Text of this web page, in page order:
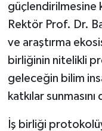
güçlendirilmesine
Rektör Prof. Dr.
ve araştırma
birliğinin nitelikli
geleceğin bilim
katkılar
İş birliği